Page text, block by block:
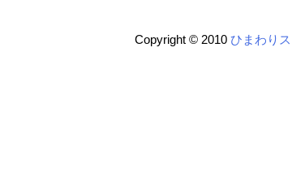
Copyright © 2010 ひまわり